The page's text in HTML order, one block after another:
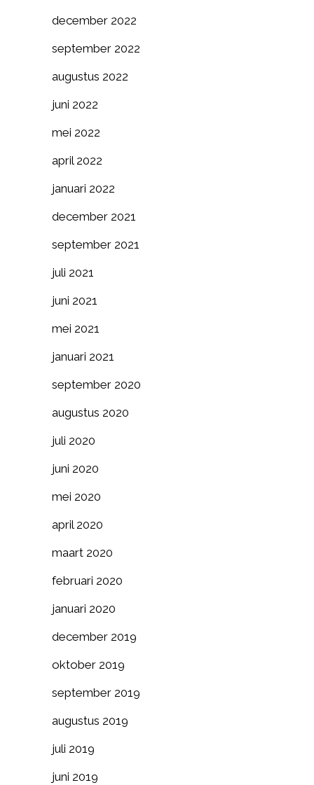
december 2022
september 2022
augustus 2022
juni 2022
mei 2022
april 2022
januari 2022
december 2021
september 2021
juli 2021
juni 2021
mei 2021
januari 2021
september 2020
augustus 2020
juli 2020
juni 2020
mei 2020
april 2020
maart 2020
februari 2020
januari 2020
december 2019
oktober 2019
september 2019
augustus 2019
juli 2019
juni 2019